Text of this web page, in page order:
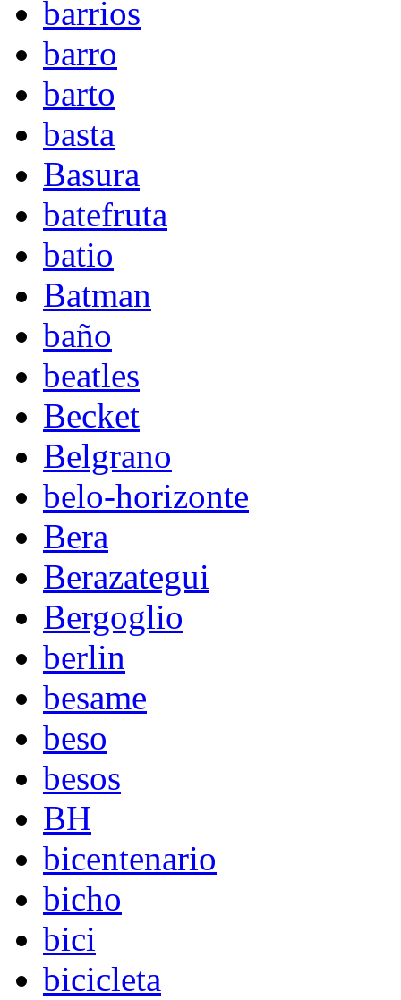
barrios
barro
barto
basta
Basura
batefruta
batio
Batman
baño
beatles
Becket
Belgrano
belo-horizonte
Bera
Berazategui
Bergoglio
berlin
besame
beso
besos
BH
bicentenario
bicho
bici
bicicleta